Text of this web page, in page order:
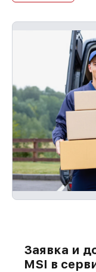
Заявка и
MSI в